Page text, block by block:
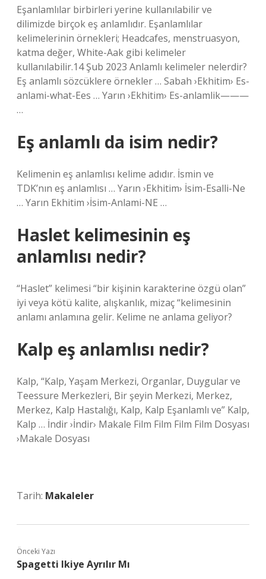
Eşanlamlılar birbirleri yerine kullanılabilir ve
dilimizde birçok eş anlamlıdır. Eşanlamlılar
kelimelerinin örnekleri; Headcafes, menstruasyon,
katma değer, White-Aak gibi kelimeler
kullanılabilir.14 Şub 2023 Anlamlı kelimeler nelerdir?
Eş anlamlı sözcüklere örnekler … Sabah ›Ekhitim› Es-
anlami-what-Ees … Yarın ›Ekhitim› Es-anlamlik———
…
Eş anlamlı da isim nedir?
Kelimenin eş anlamlısı kelime adıdır. İsmin ve
TDK’nın eş anlamlısı … Yarın ›Ekhitim› İsim-Esalli-Ne
… Yarın Ekhitim ›İsim-Anlami-NE …
Haslet kelimesinin eş
anlamlısı nedir?
“Haslet” kelimesi “bir kişinin karakterine özgü olan”
iyi veya kötü kalite, alışkanlık, mizaç “kelimesinin
anlamı anlamına gelir. Kelime ne anlama geliyor?
Kalp eş anlamlısı nedir?
Kalp, “Kalp, Yaşam Merkezi, Organlar, Duygular ve
Teessure Merkezleri, Bir şeyin Merkezi, Merkez,
Merkez, Kalp Hastalığı, Kalp, Kalp Eşanlamlı ve” Kalp,
Kalp … İndir ›İndir› Makale Film Film Film Film Dosyası
›Makale Dosyası
Tarih: Makaleler
Önceki Yazı
Spagetti Ikiye Ayrılır Mı